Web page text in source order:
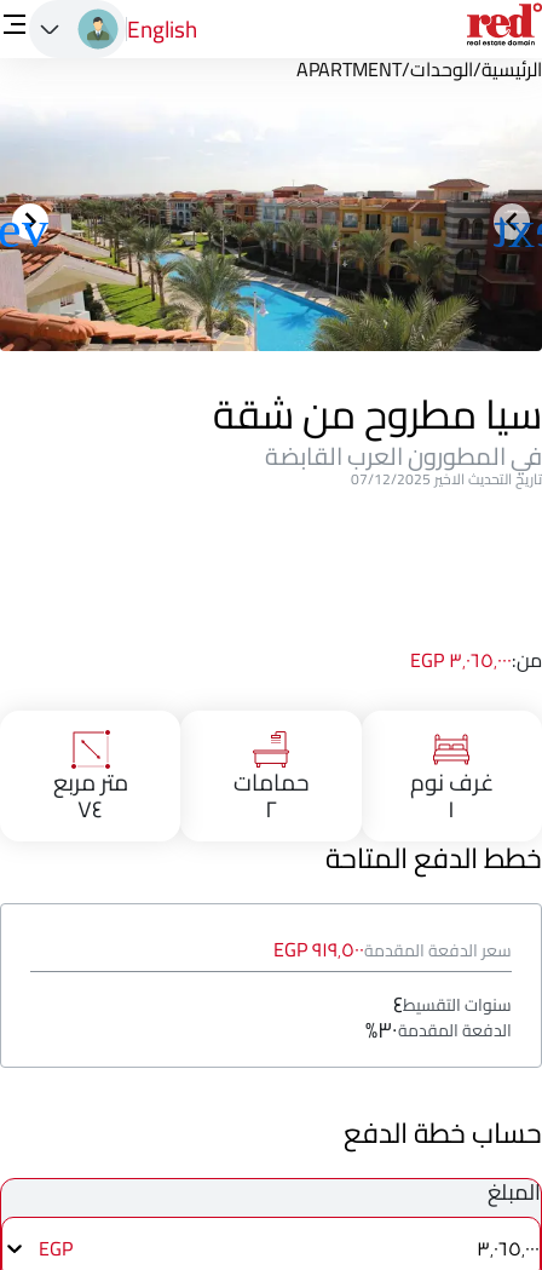
English
الرئيسية/الوحدات/
APARTMENT
سيا مطروح من شقة
في المطورون العرب القابضة
تاريخ التحديث الاخير 07/12/2025
من:٣٬٠٦٥٬٠٠٠ EGP
غرف نوم
١
حمامات
٢
متر مربع
٧٤
خطط الدفع المتاحة
سعر الدفعة المقدمة٩١٩٬٥٠٠ EGP
سنوات التقسيط٤
الدفعة المقدمة٣٠%
حساب خطة الدفع
المبلغ
٣٬٠٦٥٬٠٠٠ EGP